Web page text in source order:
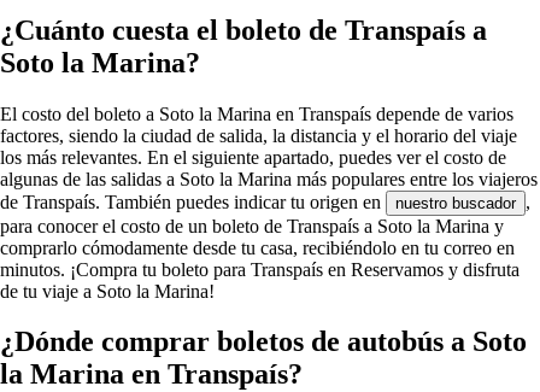
¿Cuánto cuesta el boleto de Transpaís a
Soto la Marina?
El costo del boleto a Soto la Marina en Transpaís depende de varios
factores, siendo la ciudad de salida, la distancia y el horario del viaje
los más relevantes. En el siguiente apartado, puedes ver el costo de
algunas de las salidas a Soto la Marina más populares entre los viajeros
de Transpaís. También puedes indicar tu origen en
nuestro buscador ,
para conocer el costo de un boleto de Transpaís a Soto la Marina y
comprarlo cómodamente desde tu casa, recibiéndolo en tu correo en
minutos. ¡Compra tu boleto para Transpaís en Reservamos y disfruta
de tu viaje a Soto la Marina!
¿Dónde comprar boletos de autobús a Soto
la Marina en Transpaís?